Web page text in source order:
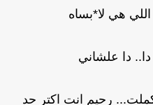
هي لا*بساه
دا علشاني
رحيم انت اكتر حد